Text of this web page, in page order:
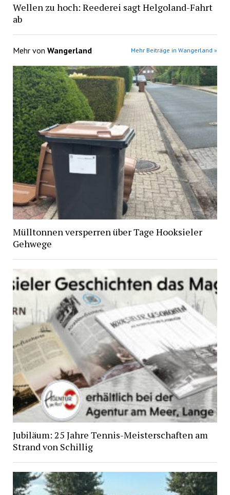
Wellen zu hoch: Reederei sagt Helgoland-Fahrt
ab
Mehr von Wangerland Mehr Beiträge in Wangerland »
Mülltonnen versperren über Tage Hooksieler
Gehwege
Jubiläum: 25 Jahre Tennis-Meisterschaften am
Strand von Schillig